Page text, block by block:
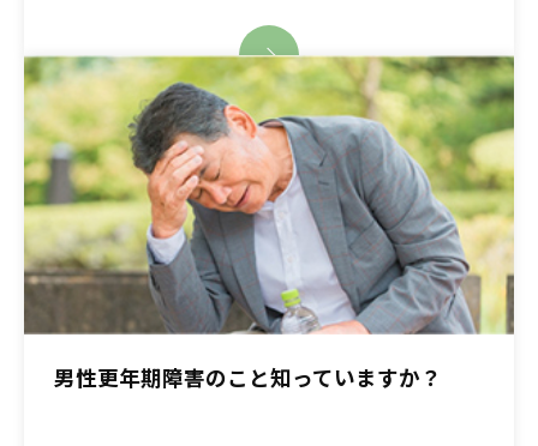
男性更年期障害のこと知っていますか？